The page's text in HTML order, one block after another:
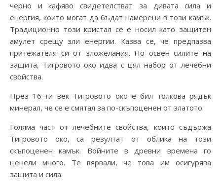
черно и кафяво свидетелстват за дивата сила и
енергия, които могат да бъдат намерени в този камък.
Традиционно този кристал се е носил като защитен
амулет срещу зли енергии. Казва се, че предпазва
притежателя си от зложелания. Но освен силите на
защита, Тигровото око идва с цял набор от лечебни
свойства.
През 16-ти век Тигровото око е бил толкова рядък
минерал, че се е смятал за по-скъпоценен от златото.
Голяма част от лечебните свойства, които съдържа
Тигровото око, са резултат от облика на този
скъпоценен камък. Войните в древни времена го
ценели много. Те вярвали, че това им осигурява
защита и сила.